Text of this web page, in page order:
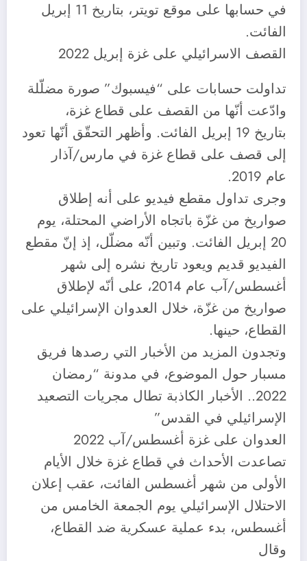
في حسابها على موقع تويتر، بتاريخ 11 إبريل
الفائت.
القصف الاسرائيلي على غزة إبريل 2022
تداولت حسابات على “فيسبوك” صورة مضلّلة
وادّعت أنّها من القصف على قطاع غزة،
بتاريخ 19 إبريل الفائت. وأظهر التحقّق أنّها تعود
إلى قصف على قطاع غزة في مارس/آذار
عام 2019.
وجرى تداول مقطع فيديو على أنه إطلاق
صواريخ من غزّة باتجاه الأراضي المحتلة، يوم
20 إبريل الفائت. وتبين أنّه مضلّل، إذ إنّ مقطع
الفيديو قديم ويعود تاريخ نشره إلى شهر
أغسطس/آب عام 2014، على أنّه لإطلاق
صواريخ من غزّة، خلال العدوان الإسرائيلي على
القطاع، حينها.
وتجدون المزيد من الأخبار التي رصدها فريق
مسبار حول الموضوع، في مدونة “رمضان
2022.. الأخبار الكاذبة تطال مجريات التصعيد
الإسرائيلي في القدس”
العدوان على غزة أغسطس/آب 2022
تصاعدت الأحداث في قطاع غزة خلال الأيام
الأولى من شهر أغسطس الفائت، عقب إعلان
الاحتلال الإسرائيلي يوم الجمعة الخامس من
أغسطس، بدء عملية عسكرية ضد القطاع،
وقال